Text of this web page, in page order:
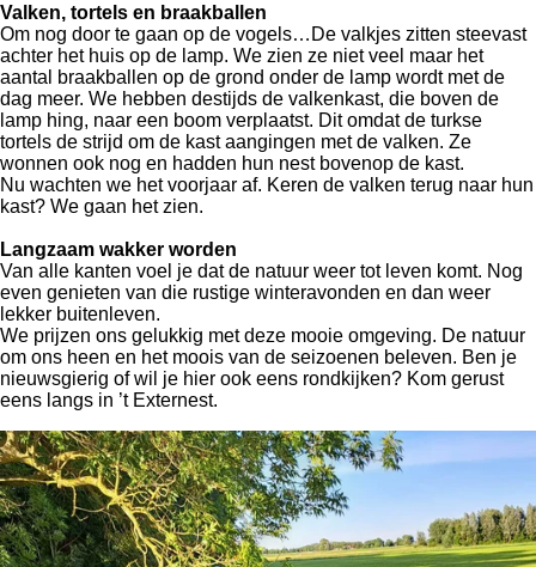
Valken, tortels en braakballen
Om nog door te gaan op de vogels…De valkjes zitten steevast
achter het huis op de lamp. We zien ze niet veel maar het
aantal braakballen op de grond onder de lamp wordt met de
dag meer. We hebben destijds de valkenkast, die boven de
lamp hing, naar een boom verplaatst. Dit omdat de turkse
tortels de strijd om de kast aangingen met de valken. Ze
wonnen ook nog en hadden hun nest bovenop de kast.
Nu wachten we het voorjaar af. Keren de valken terug naar hun
kast? We gaan het zien.
Langzaam wakker worden
Van alle kanten voel je dat de natuur weer tot leven komt. Nog
even genieten van die rustige winteravonden en dan weer
lekker buitenleven.
We prijzen ons gelukkig met deze mooie omgeving. De natuur
om ons heen en het moois van de seizoenen beleven. Ben je
nieuwsgierig of wil je hier ook eens rondkijken? Kom gerust
eens langs in ’t Externest.